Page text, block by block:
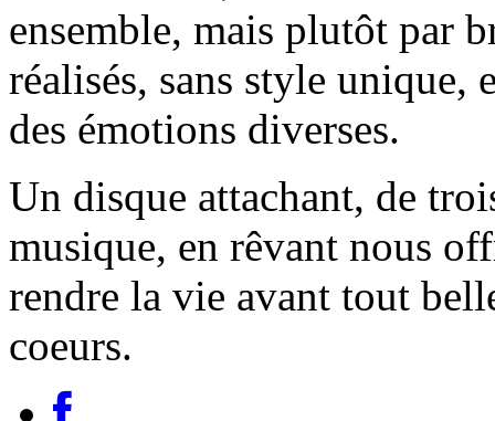
ensemble, mais plutôt par
réalisés, sans style unique,
des émotions diverses.
Un disque attachant, de
musique, en rêvant nous
rendre la vie avant tout
coeurs.